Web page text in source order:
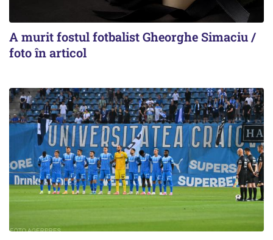
A murit fostul fotbalist Gheorghe Simaciu /
foto în articol